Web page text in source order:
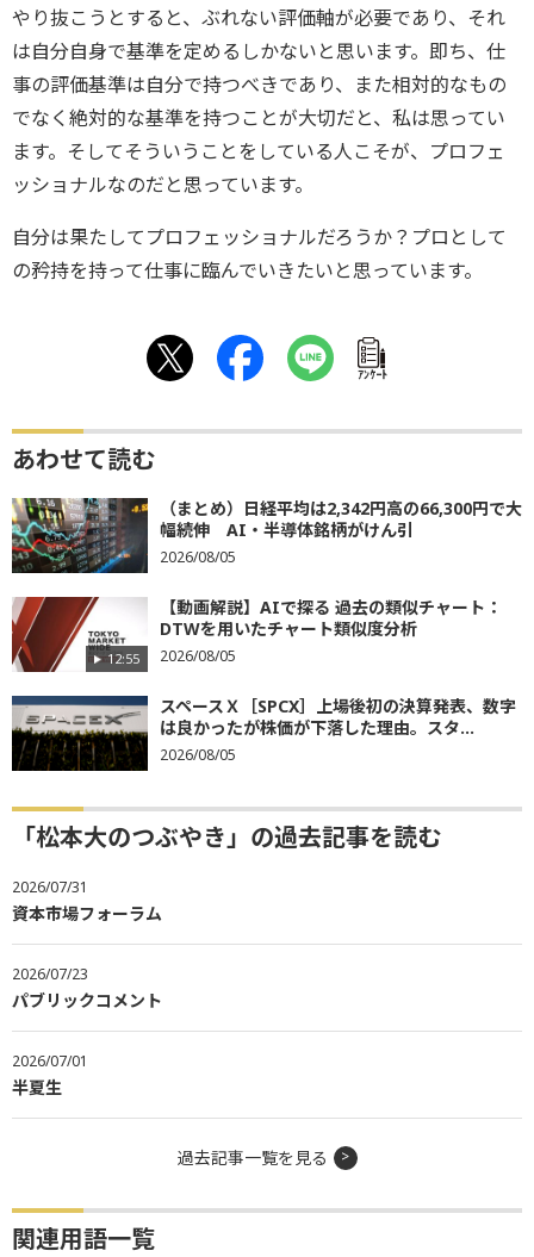
やり抜こうとすると、ぶれない評価軸が必要であり、それ
は自分自身で基準を定めるしかないと思います。即ち、仕
事の評価基準は自分で持つべきであり、また相対的なもの
でなく絶対的な基準を持つことが大切だと、私は思ってい
ます。そしてそういうことをしている人こそが、プロフェ
ッショナルなのだと思っています。
自分は果たしてプロフェッショナルだろうか？プロとして
の矜持を持って仕事に臨んでいきたいと思っています。
ｱﾝｹｰﾄ
あわせて読む
（まとめ）日経平均は2,342円高の66,300円で大
幅続伸 AI・半導体銘柄がけん引
2026/08/05
12:55
【動画解説】AIで探る 過去の類似チャート：
DTWを用いたチャート類似度分析
2026/08/05
スペースＸ［SPCX］上場後初の決算発表、数字
は良かったが株価が下落した理由。スタ...
2026/08/05
「松本大のつぶやき」の過去記事を読む
2026/07/31
資本市場フォーラム
2026/07/23
パブリックコメント
2026/07/01
半夏生
過去記事一覧を見る
関連用語一覧